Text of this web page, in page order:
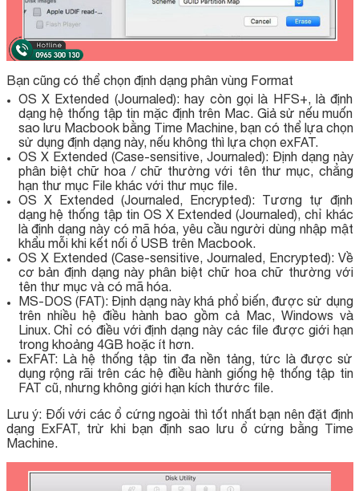
Bạn cũng có thể chọn định dạng phân vùng Format
OS X Extended (Journaled): hay còn gọi là HFS+, là định
dạng hệ thống tập tin mặc định trên Mac. Giả sử nếu muốn
sao lưu Macbook bằng Time Machine, bạn có thể lựa chọn
sử dụng định dạng này, nếu không thì lựa chọn exFAT.
OS X Extended (Case-sensitive, Journaled): Định dạng này
phân biệt chữ hoa / chữ thường với tên thư mục, chẳng
hạn thư mục File khác với thư mục file.
OS X Extended (Journaled, Encrypted): Tương tự định
dạng hệ thống tập tin OS X Extended (Journaled), chỉ khác
là định dạng này có mã hóa, yêu cầu người dùng nhập mật
khẩu mỗi khi kết nối ổ USB trên Macbook.
OS X Extended (Case-sensitive, Journaled, Encrypted): Về
cơ bản định dạng này phân biệt chữ hoa chữ thường với
tên thư mục và có mã hóa.
MS-DOS (FAT): Định dạng này khá phổ biến, được sử dụng
trên nhiều hệ điều hành bao gồm cả Mac, Windows và
Linux. Chỉ có điều với định dạng này các file được giới hạn
trong khoảng 4GB hoặc ít hơn.
ExFAT: Là hệ thống tập tin đa nền tảng, tức là được sử
dụng rộng rãi trên các hệ điều hành giống hệ thống tập tin
FAT cũ, nhưng không giới hạn kích thước file.
Lưu ý: Đối với các ổ cứng ngoài thì tốt nhất bạn nên đặt định
dạng ExFAT, trừ khi bạn định sao lưu ổ cứng bằng Time
Machine.